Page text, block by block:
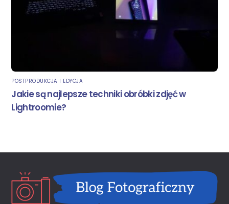
POSTPRODUKCJA I EDYCJA
Jakie są najlepsze techniki obróbki zdjęć w
Lightroomie?